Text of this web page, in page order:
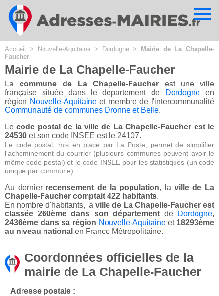
Accueil > Nouvelle-Aquitaine > Dordogne >
Mairie de La Chapelle-
Faucher
Mairie de La Chapelle-Faucher
La commune de La Chapelle-Faucher est une ville
française située dans le département de
Dordogne en
région Nouvelle-Aquitaineet membre de l'intercommunalité
Communauté de communes Dronne et Belle.
Lecode postal de la ville de La Chapelle-Faucher est le
24530 et son code INSEE est le 24107.
Le code postal, mis en place par La Poste, permet de simplifier
l'acheminement du courrier (plusieurs communes peuvent avoir le
même code postal) et le code INSEE pour les statistiques (un code
unique par commune).
Au dernier recensement de la population, la ville de La
Chapelle-Faucher comptait 422 habitants.
En nombre d'habitants, la ville de La Chapelle-Faucher est
classée 260ème dans son départementde Dordogne,
2436ème dans sa région Nouvelle-Aquitaineet 18293ème
au niveau national en France Métropolitaine.
Coordonnées officielles de la
mairie de La Chapelle-Faucher
Adresse postale :
Cookies management panel